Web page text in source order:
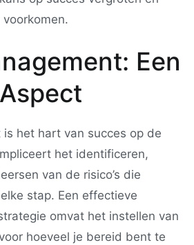
Een
is het hart van succes op de
het identificeren,
van de risico’s die
stap. Een effectieve
omvat het instellen van
hoeveel je bereid bent te